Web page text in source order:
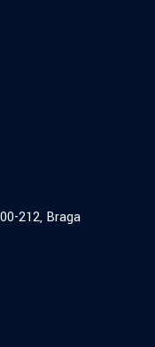
212, Braga